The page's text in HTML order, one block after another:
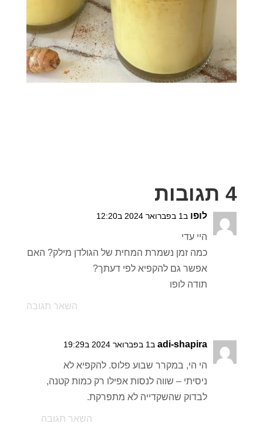
4 תגובות
לופו ב1 בפברואר 2024 ב12:20
היי עדי
כמה זמן נשמרת המחית של הגולדן מילק? האם
אפשר גם להקפיא לפי דעתך?
תודה לופו
השאר תגובה
adi-shapira ב1 בפברואר 2024 ב19:29
הי הי, במקרר שבוע פלוס. להקפיא לא
ניסיתי – שווה לנסות אפילו רק כמות קטנה,
לבדוק שהשקדייה לא מתפרקת.
השאר תגובה